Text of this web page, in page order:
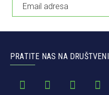
PRATITE NAS NA